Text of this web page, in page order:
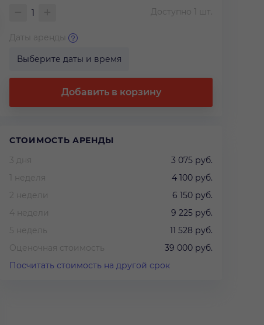
Доступно 1 шт.
Даты аренды
Выберите даты и время
Добавить в корзину
СТОИМОСТЬ АРЕНДЫ
3 дня
3 075 руб.
1 неделя
4 100 руб.
2 недели
6 150 руб.
4 недели
9 225 руб.
5 недель
11 528 руб.
Оценочная стоимость
39 000 руб.
Посчитать стоимость на другой срок